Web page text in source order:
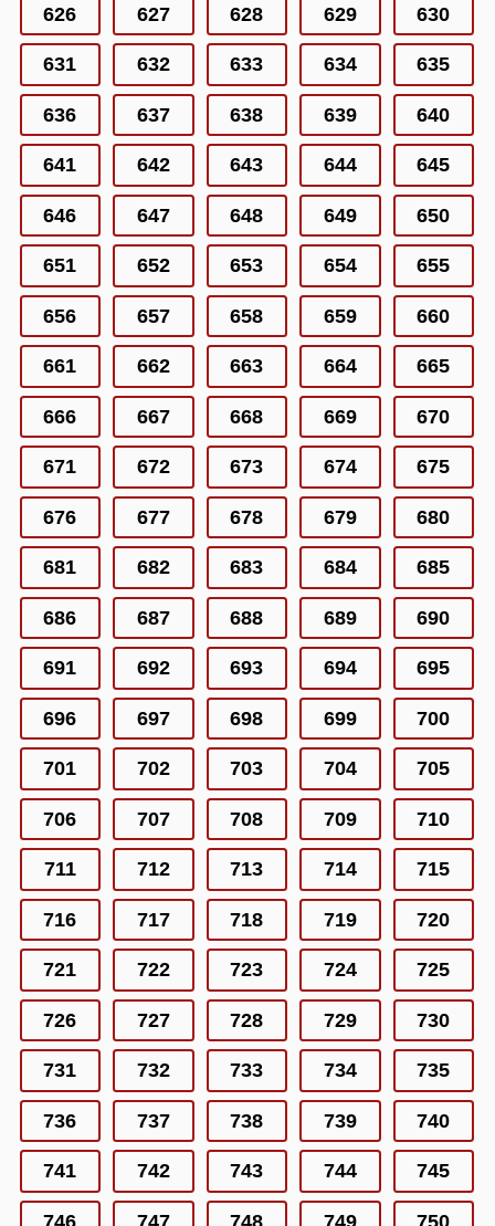
626 627 628 629 630
631 632 633 634 635
636 637 638 639 640
641 642 643 644 645
646 647 648 649 650
651 652 653 654 655
656 657 658 659 660
661 662 663 664 665
666 667 668 669 670
671 672 673 674 675
676 677 678 679 680
681 682 683 684 685
686 687 688 689 690
691 692 693 694 695
696 697 698 699 700
701 702 703 704 705
706 707 708 709 710
711 712 713 714 715
716 717 718 719 720
721 722 723 724 725
726 727 728 729 730
731 732 733 734 735
736 737 738 739 740
741 742 743 744 745
746 747 748 749 750